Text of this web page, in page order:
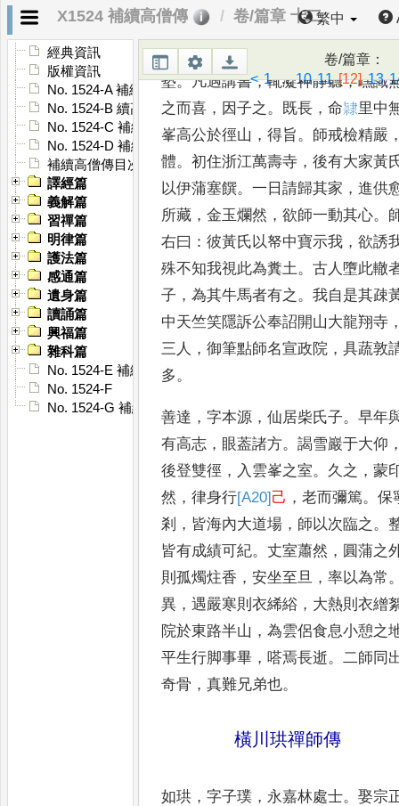
X1524 補續高僧傳 卷/篇章 十二繁中
經典資訊
版權資訊
No. 1524-A 補續高僧傳序
No. 1524-B 續高僧傳序
No. 1524-C 補續高僧傳序
No. 1524-D 補續高僧傳序
補續高僧傳目次
譯經篇
義解篇
習禪篇
明律篇
護法篇
感通篇
遺身篇
讀誦篇
興福篇
雜科篇
No. 1524-E 補續高僧傳䟦
No. 1524-F
No. 1524-G 補續高僧傳䟦
卷/篇章：
< 1...10 11 [12] 13
自如 ，閩人也 。元兵下江南
師年
臨
安棄之而去 富民胡氏收養之 ，
塾。凡遇講書，輒凝神靜聽，嘿識
之而喜 ， 因子之。 既長 ，命𨽻里中
峯高公於徑山 ，得旨。 師戒檢精嚴
體。初住浙江萬壽寺 ，後有大家黃
以伊蒲塞饌。一日請歸其家 ，進供
所藏 ，金玉爛然 ，欲師一動其心。
右曰 ：彼黃氏以帑中寶示我 ，欲誘
殊不知我視此為糞土。古人墮此轍
子 ，為其牛馬者有之。我自是其疎
中天竺笑隱訴公奉詔開山大龍翔寺
三人 ，御筆點師名宣政院 ，具蔬敦
多。
善達 ，字本源 ，仙居柴氏子。早年
有高志 ， 眼葢諸方。謁雪巖于大仰
後登雙徑 ， 入雲峯之室。 久之 ，蒙
然 ，律身行[A20] 己 ，老而彌篤。保
剎 ， 皆海內大道場 ， 師以次臨之。
皆有成績可紀。丈室蕭然 ， 圓蒲之
則孤燭炷香 ，安坐至旦 ，率以為常
異 ，遇嚴寒則衣絺綌 ， 大熱則衣繒
院於東路半山 ，為雲侶食息小憩之
平生行脚事畢 ，嗒焉長逝。二師 同
奇骨 ，真難兄弟也。
橫川珙禪師傳
如珙 ，字子璞 ， 永嘉林處士。娶宗